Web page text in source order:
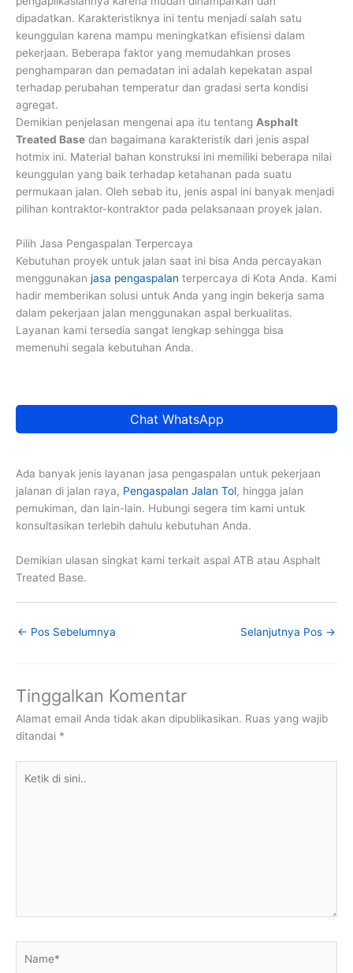
dipadatkan. Karakteristiknya ini tentu menjadi salah satu
keunggulan karena mampu meningkatkan efisiensi dalam
pekerjaan. Beberapa faktor yang memudahkan proses
penghamparan dan pemadatan ini adalah kepekatan aspal
terhadap perubahan temperatur dan gradasi serta kondisi
agregat.
Demikian penjelasan mengenai apa itu tentang Asphalt
Treated Base dan bagaimana karakteristik dari jenis aspal
hotmix ini. Material bahan konstruksi ini memiliki beberapa nilai
keunggulan yang baik terhadap ketahanan pada suatu
permukaan jalan. Oleh sebab itu, jenis aspal ini banyak menjadi
pilihan kontraktor-kontraktor pada pelaksanaan proyek jalan.
Pilih Jasa Pengaspalan Terpercaya
Kebutuhan proyek untuk jalan saat ini bisa Anda percayakan
menggunakan jasa pengaspalan terpercaya di Kota Anda. Kami
hadir memberikan solusi untuk Anda yang ingin bekerja sama
dalam pekerjaan jalan menggunakan aspal berkualitas.
Layanan kami tersedia sangat lengkap sehingga bisa
memenuhi segala kebutuhan Anda.
Chat WhatsApp
Ada banyak jenis layanan jasa pengaspalan untuk pekerjaan
jalanan di jalan raya, Pengaspalan Jalan Tol, hingga jalan
pemukiman, dan lain-lain. Hubungi segera tim kami untuk
konsultasikan terlebih dahulu kebutuhan Anda.
Demikian ulasan singkat kami terkait aspal ATB atau Asphalt
Treated Base.
← Pos Sebelumnya Selanjutnya Pos →
Tinggalkan Komentar
Alamat email Anda tidak akan dipublikasikan. Ruas yang wajib
ditandai *